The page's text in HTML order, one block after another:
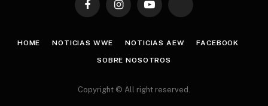
FacebookInstagramYouTube TikTok
HOME NOTICIAS WWE NOTICIAS AEW FACEBOOK
SOBRE NOSOTROS
Copyright © All right reserved.